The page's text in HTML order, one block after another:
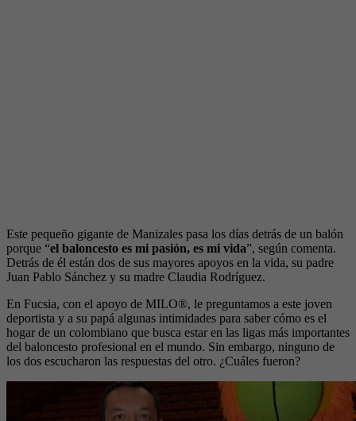
Este pequeño gigante de Manizales pasa los días detrás de un balón
porque “el baloncesto es mi pasión, es mi vida”, según comenta.
Detrás de él están dos de sus mayores apoyos en la vida, su padre
Juan Pablo Sánchez y su madre Claudia Rodríguez.
En Fucsia, con el apoyo de MILO®, le preguntamos a este joven
deportista y a su papá algunas intimidades para saber cómo es el
hogar de un colombiano que busca estar en las ligas más importantes
del baloncesto profesional en el mundo. Sin embargo, ninguno de
los dos escucharon las respuestas del otro. ¿Cuáles fueron?